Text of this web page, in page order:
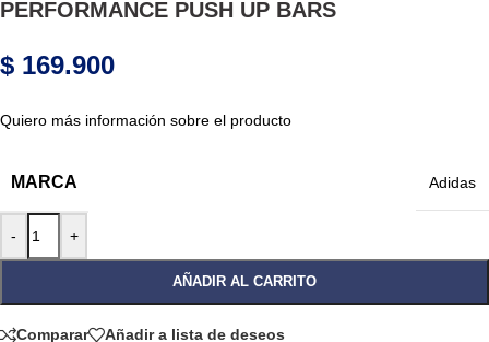
PERFORMANCE PUSH UP BARS
$ 169.900
Quiero más información sobre el producto
MARCA Adidas
- +
AÑADIR AL CARRITO
Comparar Añadir a lista de deseos